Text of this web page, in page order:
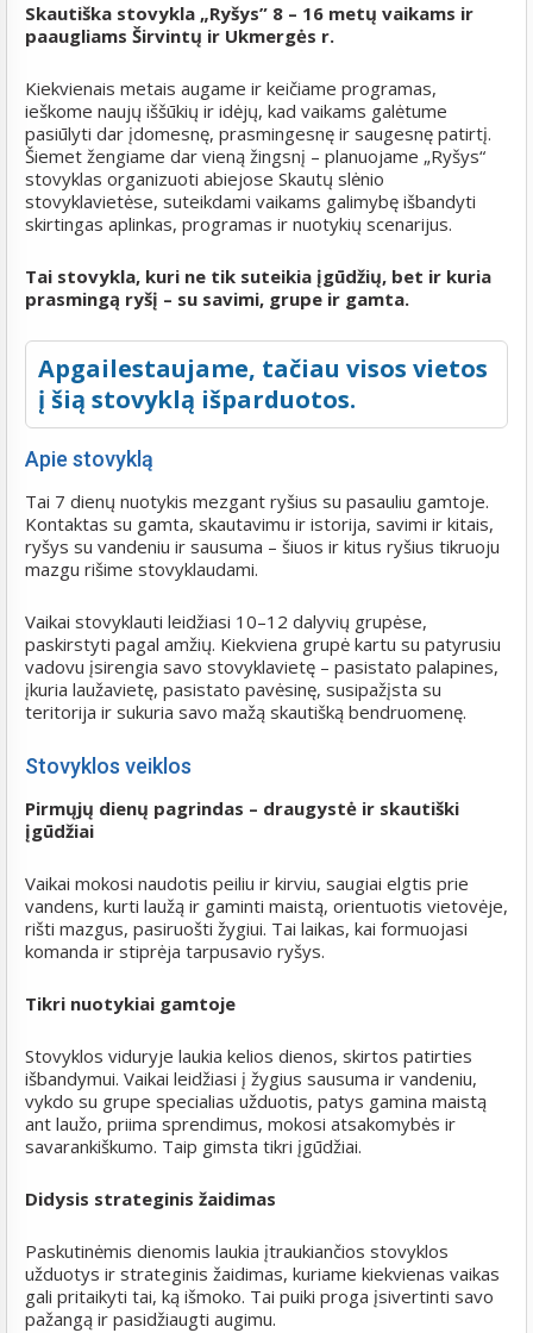
Skautiška stovykla „Ryšys” 8 – 16 metų vaikams ir
paaugliams Širvintų ir Ukmergės r.
Kiekvienais metais augame ir keičiame programas,
ieškome naujų iššūkių ir idėjų, kad vaikams galėtume
pasiūlyti dar įdomesnę, prasmingesnę ir saugesnę patirtį.
Šiemet žengiame dar vieną žingsnį – planuojame „Ryšys“
stovyklas organizuoti abiejose Skautų slėnio
stovyklavietėse, suteikdami vaikams galimybę išbandyti
skirtingas aplinkas, programas ir nuotykių scenarijus.
Tai stovykla, kuri ne tik suteikia įgūdžių, bet ir kuria
prasmingą ryšį – su savimi, grupe ir gamta.
Apgailestaujame, tačiau visos vietos
į šią stovyklą išparduotos.
Apie stovyklą
Tai 7 dienų nuotykis mezgant ryšius su pasauliu gamtoje.
Kontaktas su gamta, skautavimu ir istorija, savimi ir kitais,
ryšys su vandeniu ir sausuma – šiuos ir kitus ryšius tikruoju
mazgu rišime stovyklaudami.
Vaikai stovyklauti leidžiasi 10–12 dalyvių grupėse,
paskirstyti pagal amžių. Kiekviena grupė kartu su patyrusiu
vadovu įsirengia savo stovyklavietę – pasistato palapines,
įkuria laužavietę, pasistato pavėsinę, susipažįsta su
teritorija ir sukuria savo mažą skautišką bendruomenę.
Stovyklos veiklos
Pirmųjų dienų pagrindas – draugystė ir skautiški
įgūdžiai
Vaikai mokosi naudotis peiliu ir kirviu, saugiai elgtis prie
vandens, kurti laužą ir gaminti maistą, orientuotis vietovėje,
rišti mazgus, pasiruošti žygiui. Tai laikas, kai formuojasi
komanda ir stiprėja tarpusavio ryšys.
Tikri nuotykiai gamtoje
Stovyklos viduryje laukia kelios dienos, skirtos patirties
išbandymui. Vaikai leidžiasi į žygius sausuma ir vandeniu,
vykdo su grupe specialias užduotis, patys gamina maistą
ant laužo, priima sprendimus, mokosi atsakomybės ir
savarankiškumo. Taip gimsta tikri įgūdžiai.
Didysis strateginis žaidimas
Paskutinėmis dienomis laukia įtraukiančios stovyklos
užduotys ir strateginis žaidimas, kuriame kiekvienas vaikas
gali pritaikyti tai, ką išmoko. Tai puiki proga įsivertinti savo
pažangą ir pasidžiaugti augimu.